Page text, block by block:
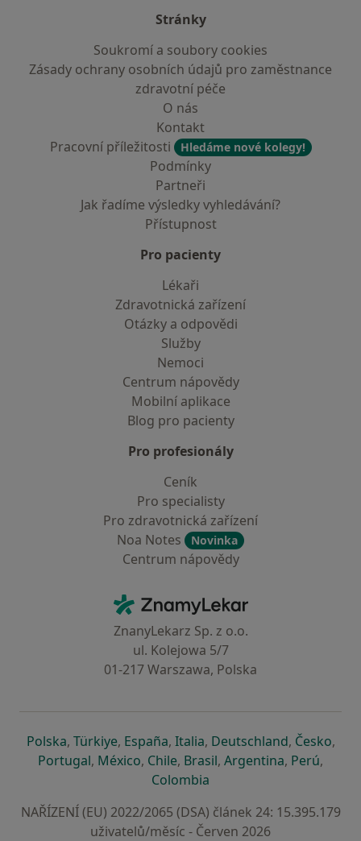
Stránky
Soukromí a soubory cookies
Zásady ochrany osobních údajů pro zaměstnance
zdravotní péče
O nás
Kontakt
Pracovní příležitosti
Hledáme nové kolegy!
Podmínky
Partneři
Jak řadíme výsledky vyhledávání?
Přístupnost
Pro pacienty
Lékaři
Zdravotnická zařízení
Otázky a odpovědi
Služby
Nemoci
Centrum nápovědy
Mobilní aplikace
Blog pro pacienty
Pro profesionály
Ceník
Pro specialisty
Pro zdravotnická zařízení
Noa Notes
Novinka
Centrum nápovědy
ZnamyLekar - Hlavní stránka
ZnanyLekarz Sp. z o.o.
ul. Kolejowa 5/7
01-217 Warszawa, Polska
Polskase otevře v nové záložce
, Türkiyese otevře v nové záložce
, Españase otevře v nové záložce
, Italiase otevře v nové záložce
, Deutschlandse otevře v
, Českose
,
Portugalse otevře v nové záložce
, Méxicose otevře v nové záložce
, Chilese otevře v nové záložce
, Brasilse otevře v nové
, Argentinase otevře v
, Perúse
,
Colombia
NAŘÍZENÍ (EU) 2022/2065 (DSA) článek 24: 15.395.179
uživatelů/měsíc - Červen 2026